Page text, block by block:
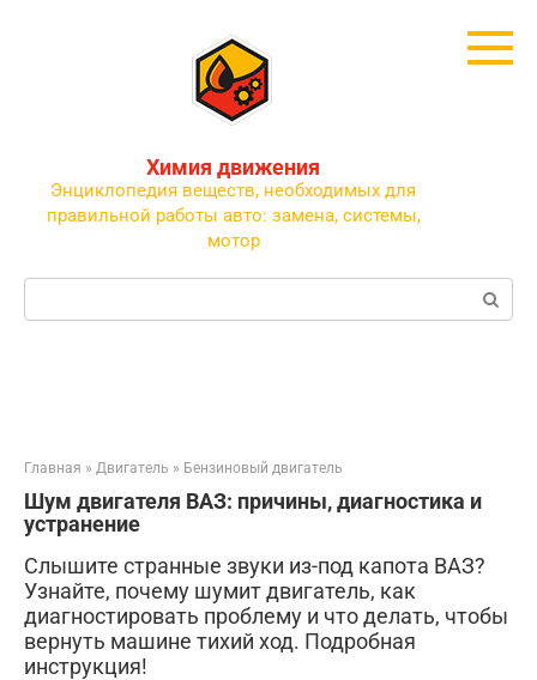
Химия движения
Энциклопедия веществ, необходимых для
правильной работы авто: замена, системы,
мотор
Поиск:
Главная » Двигатель » Бензиновый двигатель
Шум двигателя ВАЗ: причины, диагностика и
устранение
Слышите странные звуки из-под капота ВАЗ?
Узнайте, почему шумит двигатель, как
диагностировать проблему и что делать, чтобы
вернуть машине тихий ход. Подробная
инструкция!